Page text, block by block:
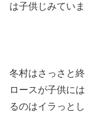
は子供じみていま
冬村はさっさと
ロースが子供に
るのはイラっとし